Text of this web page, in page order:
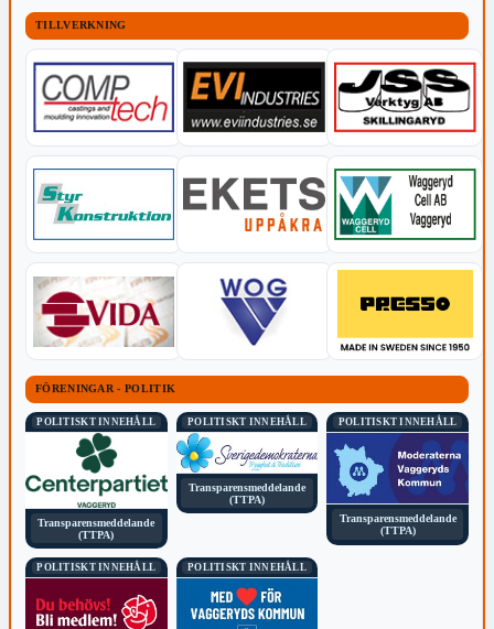
TILLVERKNING
FÖRENINGAR - POLITIK
POLITISKT INNEHÅLL
Transparensmeddelande
(TTPA)
POLITISKT INNEHÅLL
Transparensmeddelande
(TTPA)
POLITISKT INNEHÅLL
Transparensmeddelande
(TTPA)
POLITISKT INNEHÅLL POLITISKT INNEHÅLL